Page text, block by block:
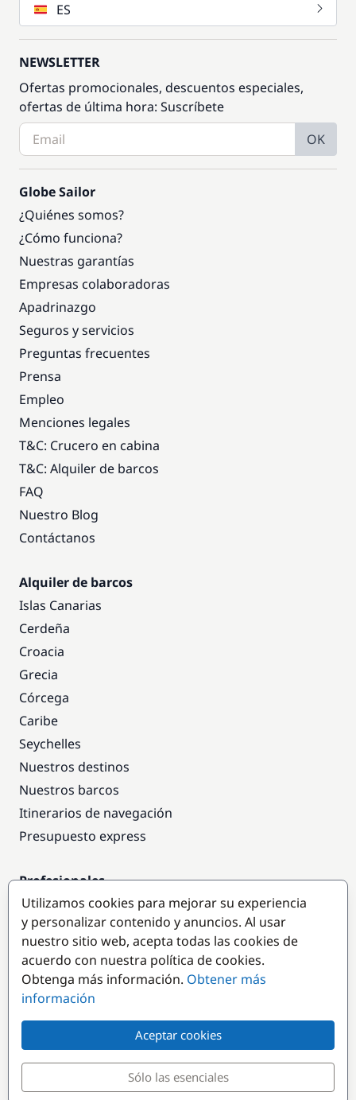
ES
NEWSLETTER
Ofertas promocionales, descuentos especiales,
ofertas de última hora: Suscríbete
OK
Globe Sailor
¿Quiénes somos?
¿Cómo funciona?
Nuestras garantías
Empresas colaboradoras
Apadrinazgo
Seguros y servicios
Preguntas frecuentes
Prensa
Empleo
Menciones legales
T&C: Crucero en cabina
T&C: Alquiler de barcos
FAQ
Nuestro Blog
Contáctanos
Alquiler de barcos
Islas Canarias
Cerdeña
Croacia
Grecia
Córcega
Caribe
Seychelles
Nuestros destinos
Nuestros barcos
Itinerarios de navegación
Presupuesto express
Profesionales
Acceso empresas
Colaborar como empresa
Destinos populares
Utilizamos cookies para mejorar su experiencia
y personalizar contenido y anuncios. Al usar
nuestro sitio web, acepta todas las cookies de
acuerdo con nuestra política de cookies.
Obtenga más información. Obtener más
información
Aceptar cookies
Sólo las esenciales